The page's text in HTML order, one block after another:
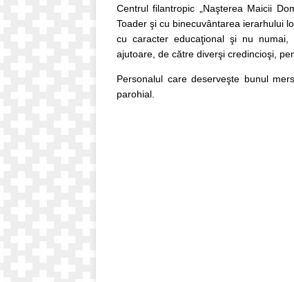
Centrul filantropic „Naşterea Maicii
Toader şi cu binecuvântarea ierarhului
cu caracter educaţional şi nu numai,
ajutoare, de către diverşi credincioşi,
Personalul care deserveşte bunul
parohial.